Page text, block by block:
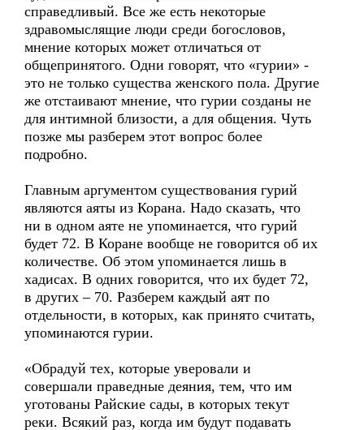
справедливый. Все же есть некоторые
здравомыслящие люди среди богословов,
мнение которых может отличаться от
общепринятого. Одни говорят, что «гурии» -
это не только существа женского пола. Другие
же отстаивают мнение, что гурии созданы не
для интимной близости, а для общения. Чуть
позже мы разберем этот вопрос более
подробно.
Главным аргументом существования гурий
являются аяты из Корана. Надо сказать, что
ни в одном аяте не упоминается, что гурий
будет 72. В Коране вообще не говорится об их
количестве. Об этом упоминается лишь в
хадисах. В одних говорится, что их будет 72,
в других – 70. Разберем каждый аят по
отдельности, в которых, как принято считать,
упоминаются гурии.
«Обрадуй тех, которые уверовали и
совершали праведные деяния, тем, что им
уготованы Райские сады, в которых текут
реки. Всякий раз, когда им будут подавать